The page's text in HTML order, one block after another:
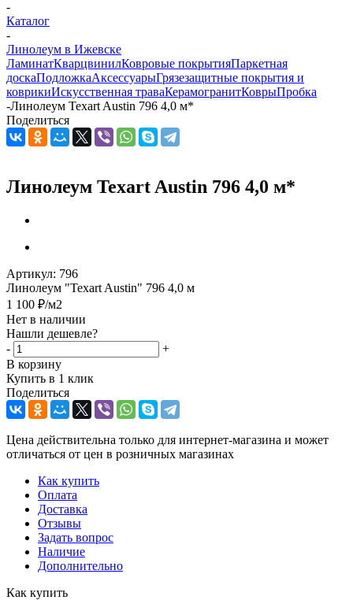
-
Каталог
-
Линолеум в Ижевске
ЛаминатКварцвинилКовровые покрытияПаркетная
доскаПодложкаАксессуарыГрязезащитные покрытия и
коврикиИскусственная траваКерамогранитКоврыПробка
-Линолеум Texart Austin 796 4,0 м*
Поделиться
Линолеум Texart Austin 796 4,0 м*
Артикул: 796
Линолеум "Texart Austin" 796 4,0 м
1 100 ₽/м2
Нет в наличии
Нашли дешевле?
-
+
В корзину
Купить в 1 клик
Поделиться
Цена действительна только для интернет-магазина и может
отличаться от цен в розничных магазинах
Как купить
Оплата
Доставка
Отзывы
Задать вопрос
Наличие
Дополнительно
Как купить